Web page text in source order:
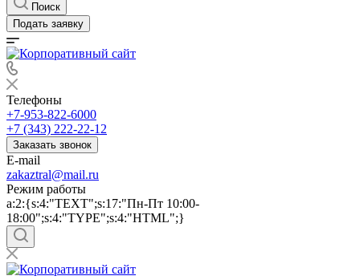
Поиск
Подать заявку
Телефоны
+7-953-822-6000
+7 (343) 222-22-12
Заказать звонок
E-mail
zakaztral@mail.ru
Режим работы
a:2:{s:4:"TEXT";s:17:"Пн-Пт 10:00-
18:00";s:4:"TYPE";s:4:"HTML";}